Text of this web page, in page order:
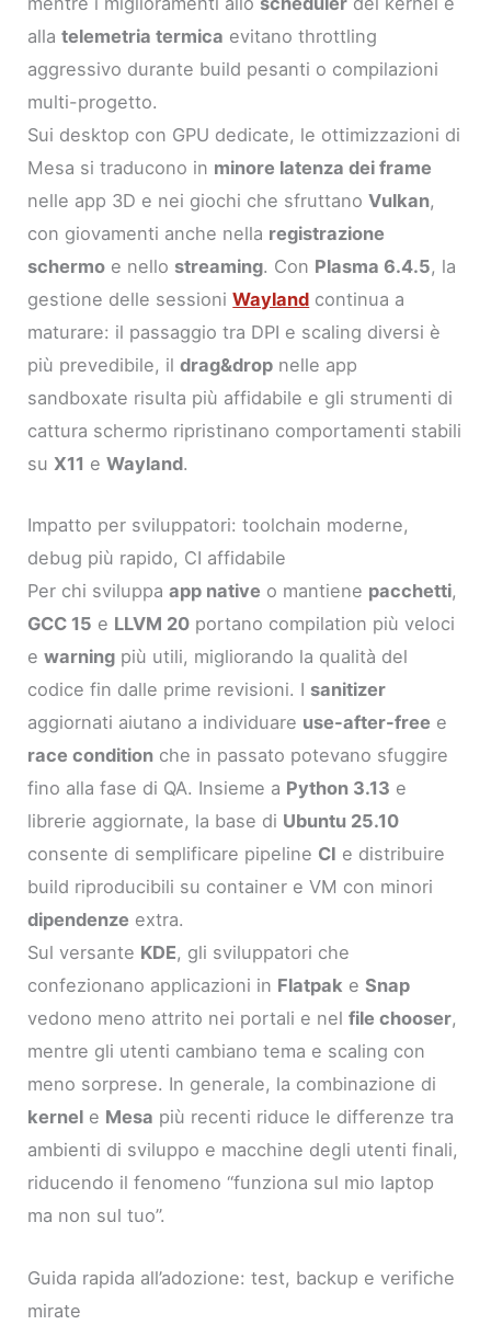
allatelemetria termica evitano throttling
aggressivo durante build pesanti o compilazioni
multi-progetto.
Sui desktop con GPU dedicate, le ottimizzazioni di
Mesa si traducono in minore latenza dei frame
nelle app 3D e nei giochi che sfruttanoVulkan,
con giovamenti anche nella registrazione
schermo e nello streaming. Con Plasma 6.4.5, la
gestione delle sessioniWayland continua a
maturare: il passaggio tra DPI e scaling diversi è
più prevedibile, ildrag&drop nelle app
sandboxate risulta più affidabile e gli strumenti di
cattura schermo ripristinano comportamenti stabili
suX11 eWayland.
Impatto per sviluppatori: toolchain moderne,
debug più rapido, CI affidabile
Per chi sviluppaapp native o mantiene pacchetti,
GCC 15 e LLVM 20 portano compilation più veloci
ewarning più utili, migliorando la qualità del
codice fin dalle prime revisioni. I sanitizer
aggiornati aiutano a individuare use-after-free e
race condition che in passato potevano sfuggire
fino alla fase di QA. Insieme a Python 3.13 e
librerie aggiornate, la base di Ubuntu 25.10
consente di semplificare pipeline CI e distribuire
build riproducibili su container e VM con minori
dipendenze extra.
Sul versante KDE, gli sviluppatori che
confezionano applicazioni in Flatpak eSnap
vedono meno attrito nei portali e nelfile chooser,
mentre gli utenti cambiano tema e scaling con
meno sorprese. In generale, la combinazione di
kernel e Mesa più recenti riduce le differenze tra
ambienti di sviluppo e macchine degli utenti finali,
riducendo il fenomeno “funziona sul mio laptop
ma non sul tuo”.
Guida rapida all’adozione: test, backup e verifiche
mirate